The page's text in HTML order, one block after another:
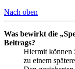
Nach oben
Was bewirkt die
Beitrags?
Hiermit können
zu einem